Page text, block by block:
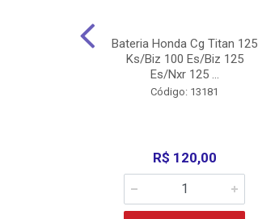
Bateria Honda Cg Titan 125
Ks/Biz 100 Es/Biz 125
Es/Nxr 125 ...
Código: 13181
R$ 120,00